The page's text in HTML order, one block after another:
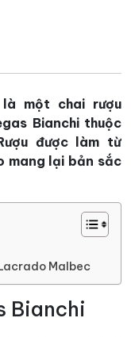
một chai rượu
Bianchi thuộc
được làm từ
mang lại bản sắc
Malbec
Bianchi